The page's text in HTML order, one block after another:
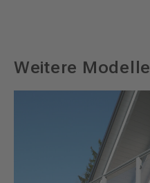
Weitere Modelle